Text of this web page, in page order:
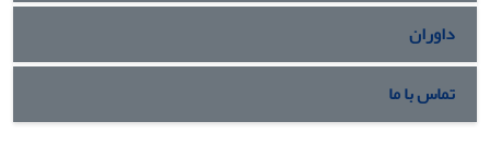
داوران
تماس با ما